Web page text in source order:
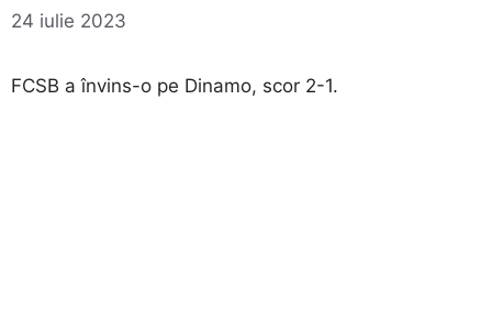
24 iulie 2023
FCSB a învins-o pe Dinamo, scor 2-1.